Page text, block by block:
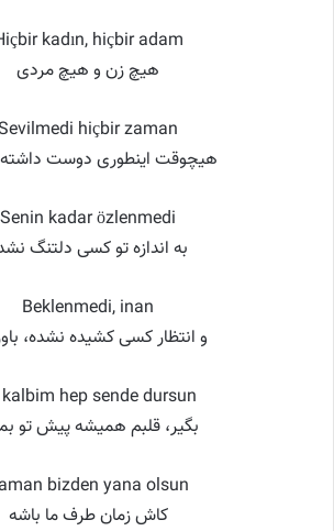
kadın, hiçbir adam
هیچ زن و هیچ مردی
hiçbir zaman
هیچوقت اینطوری دوست
Senin kadar özlenmedi
به اندازه تو کسی دلتنگ
Beklenmedi, inan
و انتظار کسی کشیده نشده،
hep sende dursun
بگیر، قلبم همیشه پیش تو
bizden yana olsun
کاش زمان طرف ما باشه